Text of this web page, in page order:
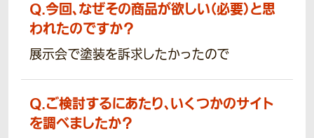
Q.今回、なぜその商品が欲しい（必要）と思
われたのですか？
展示会で塗装を訴求したかったので
Q.ご検討するにあたり、いくつかのサイト
を調べましたか？